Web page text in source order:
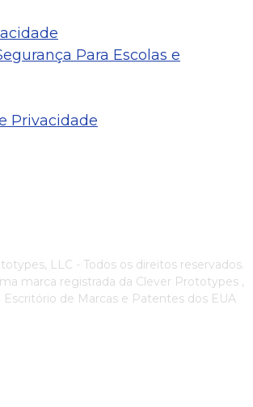
Para Escolas e
Privacidade
LLC - Todos os direitos reservados.
marca registrada da Clever Prototypes ,
Escritório de Marcas e Patentes dos EUA